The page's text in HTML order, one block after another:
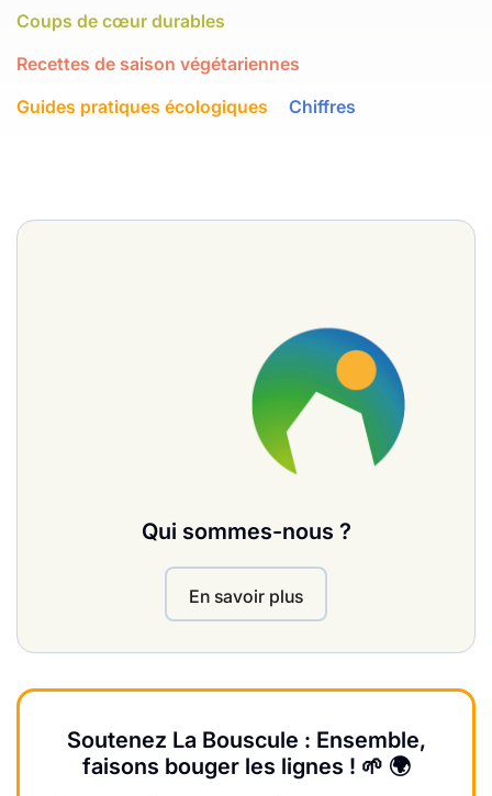
Coups de cœur durables
Recettes de saison végétariennes
Guides pratiques écologiques
Chiffres
Qui sommes-nous ?
En savoir plus
Soutenez La Bouscule : Ensemble,
faisons bouger les lignes ! 🌱 🌍